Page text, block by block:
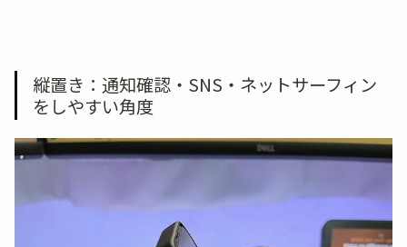
縦置き：通知確認・SNS・ネットサーフィン
をしやすい角度